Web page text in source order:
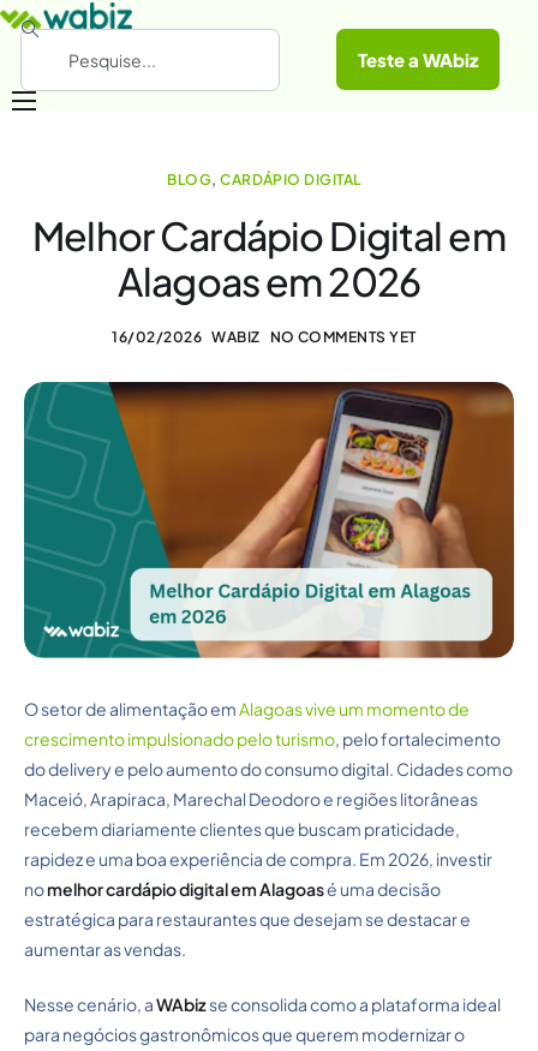
Conheça a WAbiz
Materiais Gratuitos
Teste a WAbiz
BLOG,CARDÁPIO DIGITAL
Melhor Cardápio Digital em
Alagoas em 2026
16/02/2026 WABIZ NO COMMENTS YET
O setor de alimentação em Alagoas vive um momento de
crescimento impulsionado pelo turismo , pelo fortalecimento
do delivery e pelo aumento do consumo digital. Cidades como
Maceió, Arapiraca, Marechal Deodoro e regiões litorâneas
recebem diariamente clientes que buscam praticidade,
rapidez e uma boa experiência de compra. Em 2026, investir
nomelhor cardápio digital em Alagoasé uma decisão
estratégica para restaurantes que desejam se destacar e
aumentar as vendas.
Nesse cenário, aWAbizse consolida como a plataforma ideal
para negócios gastronômicos que querem modernizar o